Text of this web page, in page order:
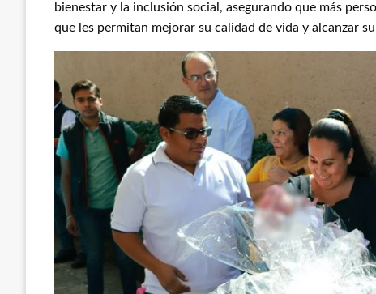
bienestar y la inclusión social, asegurando que más
que les permitan mejorar su calidad de vida y alcanzar